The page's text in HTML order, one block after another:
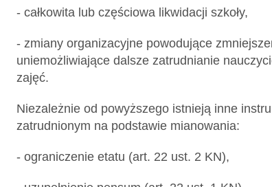
- całkowita lub częściowa likwidacji szkoły,
- zmiany organizacyjne powodujące
uniemożliwiające dalsze zatrudnianie
zajęć.
Niezależnie od powyższego istnieją inne
zatrudnionym na podstawie mianowania:
- ograniczenie etatu (art. 22 ust. 2 KN),